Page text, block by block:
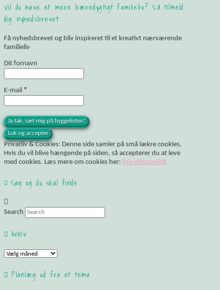
Vil du have et mere bæredygtigt familieliv? Så tilmeld
dig nyhedsbrevet:
Få nyhedsbrevet og bliv inspireret til et kreativt nærværende
familieliv
Dit fornavn
E-mail *
Privatliv & Cookies: Denne side samler på små lækre cookies.
Hvis du vil blive hængende på siden, så accepterer du at leve
med cookies. Læs mere om cookies her: Privatlivspolitik
Søg og du skal finde:
Search
Arkiv
Arkiv
Planlæg ud fra et tema